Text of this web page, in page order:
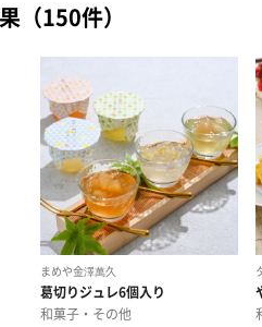
（150件）